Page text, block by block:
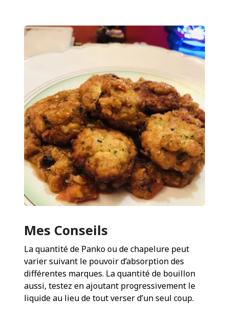
Mes Conseils
La quantité de Panko ou de chapelure peut
varier suivant le pouvoir d’absorption des
différentes marques. La quantité de bouillon
aussi, testez en ajoutant progressivement le
liquide au lieu de tout verser d’un seul coup.